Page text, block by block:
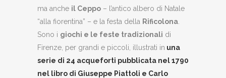
ma anche il Ceppo – l’antico albero di Natale
“alla fiorentina” – e la festa della Rificolona
Sono i giochi e le feste tradizionali di
Firenze, per grandi e piccoli, illustrati in una
serie di 24 acqueforti pubblicata nel 1790
nel libro di Giuseppe Piattoli e Carlo